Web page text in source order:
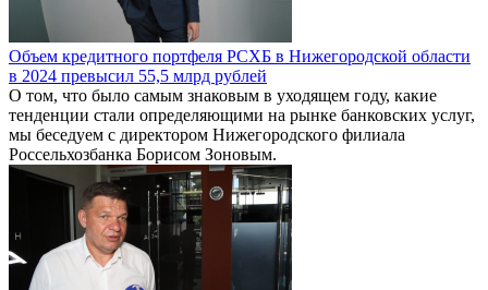
Объем кредитного портфеля РСХБ в Нижегородской области
в 2024 превысил 55,5 млрд рублей
О том, что было самым знаковым в уходящем году, какие
тенденции стали определяющими на рынке банковских услуг,
мы беседуем с директором Нижегородского филиала
Россельхозбанка Борисом Зоновым.